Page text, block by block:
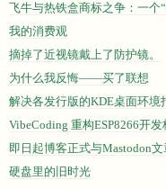
飞牛与热铁盒商标之争：一个
我的消费观
摘掉了近视镜戴上了防护镜。
为什么我反悔——买了联想
解决各发行版的KDE桌面环境
VibeCoding 重构ESP8266开发
即日起博客正式与Mastodon
硬盘里的旧时光